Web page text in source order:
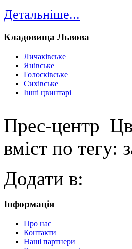
Детальніше...
Кладовища Львова
Личаківське
Янівське
Голосківське
Сихівське
Інші цвинтарі
Прес-центр
вміст по тегу:
Додати в:
Інформація
Про нас
Контакти
Наші партнери